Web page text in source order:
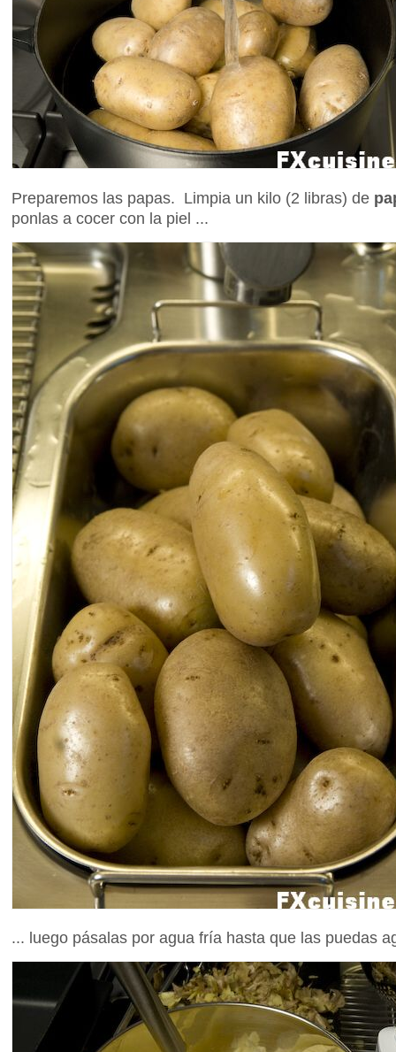
Preparemos las papas. Limpia un kilo (2 libras) de
ponlas a cocer con la piel ...
... luego pásalas por agua fría hasta que las puedas